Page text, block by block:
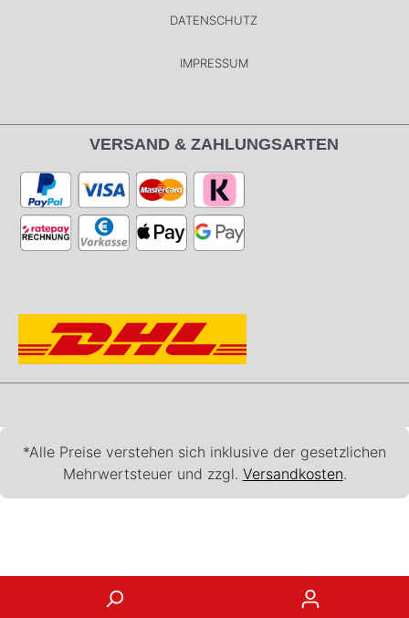
DATENSCHUTZ
IMPRESSUM
VERSAND & ZAHLUNGSARTEN
*Alle Preise verstehen sich inklusive der gesetzlichen
Mehrwertsteuer und zzgl. Versandkosten.